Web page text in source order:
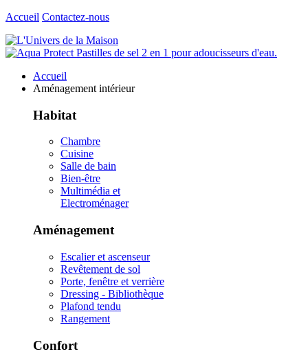
Accueil Contactez-nous
Accueil
Aménagement intérieur
Habitat
Chambre
Cuisine
Salle de bain
Bien-être
Multimédia et
Electroménager
Aménagement
Escalier et ascenseur
Revêtement de sol
Porte, fenêtre et verrière
Dressing - Bibliothèque
Plafond tendu
Rangement
Confort